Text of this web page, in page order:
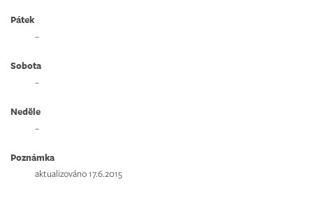
Pátek
–
Sobota
–
Neděle
–
Poznámka
aktualizováno 17.6.2015